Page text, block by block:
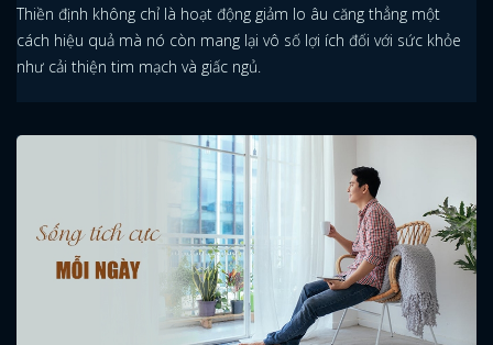
FACEBOOK GOOGLE
Thiền định không chỉ là hoạt động giảm lo âu căng thẳng một
cách hiệu quả mà nó còn mang lại vô số lợi ích đối với sức khỏe
như cải thiện tim mạch và giấc ngủ.